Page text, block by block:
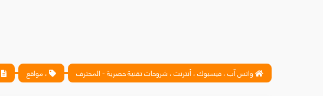
واتس آب ، فيسبوك ، أنترنت ، شروحات تقنية حصرية - المحترف ، مواقع